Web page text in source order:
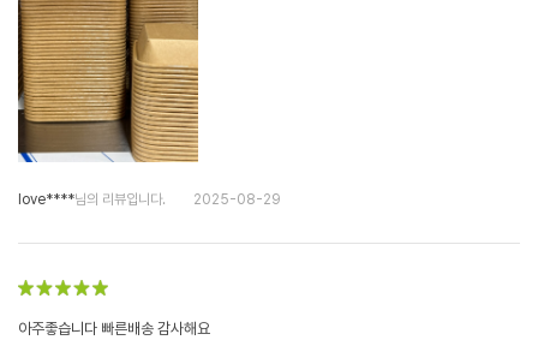
love****님의 리뷰입니다. 2025-08-29
아주좋습니다 빠른배송 감사해요